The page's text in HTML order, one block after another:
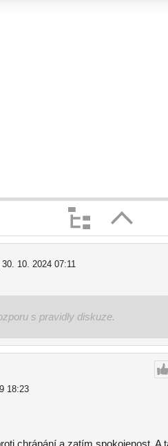
| 30. 10. 2024 07:11
s pravidly diskuze.
18:23
chrápání a zatím spokojenost. A